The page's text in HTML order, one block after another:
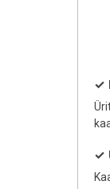
✓
✓